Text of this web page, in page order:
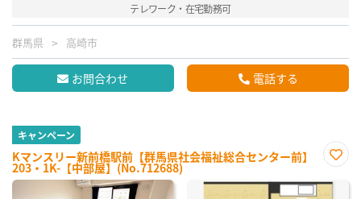
テレワーク・在宅勤務可
群馬県 高崎市
お問合わせ 電話する
キャンペーン
Kマンスリー新前橋駅前【群馬県社会福祉総合センター前】
203・1K-【中部屋】(No.712688)
に入